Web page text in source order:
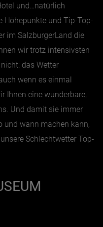
und…natürlich
Höhepunkte und Tip-Top-
im SalzburgerLand die
wir trotz intensivsten
das Wetter
wenn es einmal
Ihnen eine wunderbare,
Und damit sie immer
und wann machen kann,
Schlechtwetter Top-